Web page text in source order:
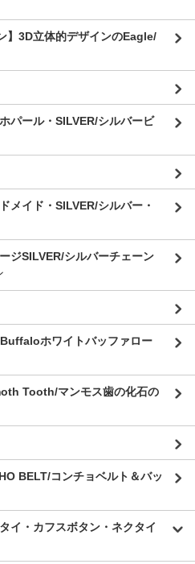
】3D立体的デザインのEagle/
パール・SILVER/シルバービ
メイド・SILVER/シルバー・
ジSILVER/シルバーチェーン
ホワイトバッファロー
Tooth/マンモス歯の化石の
BELT/コンチョベルト＆バッ
イ・カフスボタン・ネクタイ